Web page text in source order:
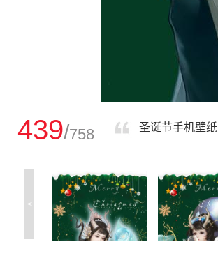
439/758 圣诞节手机壁纸
<